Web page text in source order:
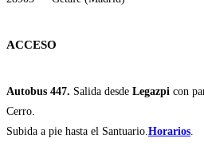
ACCESO
Autobus 447. Salida desde Legazpi con
Cerro.
Subida a pie hasta el Santuario. Horarios